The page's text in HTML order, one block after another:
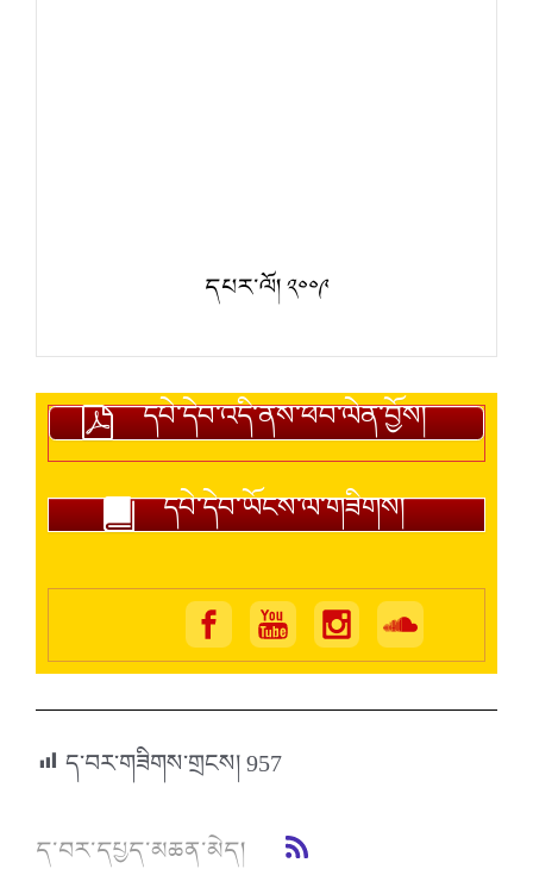
དཔར་ལོ། ༢༠༠༩
དཔེ་དེབ་འདི་ནས་ཕབ་ལེན་བྱོས།
དཔེ་དེབ་ཡོངས་ལ་གཟིགས།
ད་བར་གཟིགས་གྲངས།957
ད་བར་དཔྱད་མཆན་མེད།